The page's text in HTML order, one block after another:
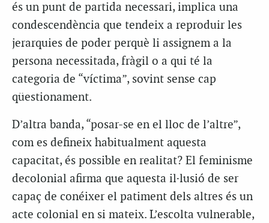
és un punt de partida necessari, implica una
condescendència que tendeix a reproduir les
jerarquies de poder perquè li assignem a la
persona necessitada, fràgil o a qui té la
categoria de “víctima”, sovint sense cap
qüestionament.
D’altra banda, “posar-se en el lloc de l’altre”,
com es defineix habitualment aquesta
capacitat, és possible en realitat? El feminisme
decolonial afirma que aquesta il·lusió de ser
capaç de conéixer el patiment dels altres és un
acte colonial en si mateix. L’escolta vulnerable,